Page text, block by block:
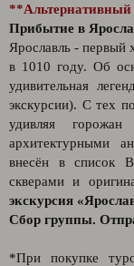
**Альтернативный
Прибытие в
Ярославль - первый
в 1010 году. Об
удивительная
экскурсии). С тех
удивляя
архитектурными
внесён в список
скверами и
экскурсия
Сбор группы.
*При покупке